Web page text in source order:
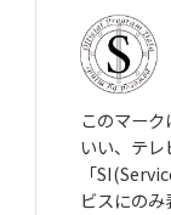
このマー
いい、テレ
「
ビスにのみ